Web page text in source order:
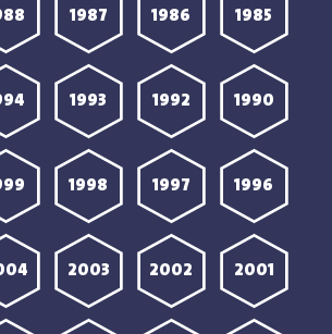
1985
1986
1987
1990
1992
1993
1996
1997
1998
2001
2002
2003